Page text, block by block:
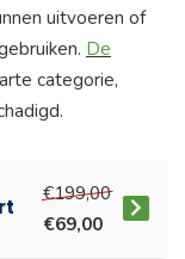
uitvoeren of
De
categorie,
€199,00
€69,00